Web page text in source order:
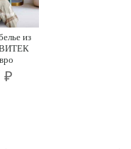
из
₽